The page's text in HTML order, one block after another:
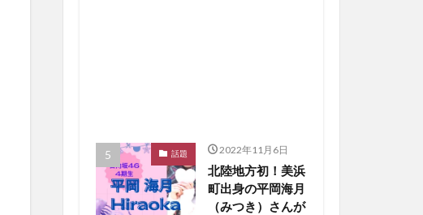
話題 2022年11月6日
北陸地方初！美浜
町出身の平岡海月
（みつき）さんが